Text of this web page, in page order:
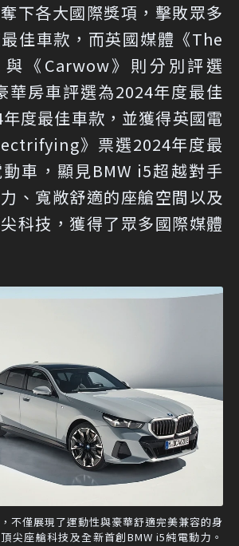
下各大國際獎項，擊敗眾多
佳車款，而英國媒體《The
《Carwow》則分別評選
華房車評選為2024年度最佳
度最佳車款，並獲得英國電
》票選2024年度最
車，顯見BMW i5超越對手
、寬敞舒適的座艙空間以及
科技，獲得了眾多國際媒體
不僅展現了運動性與豪華舒適完美兼容的身
尖座艙科技及全新首創BMW i5純電動力。